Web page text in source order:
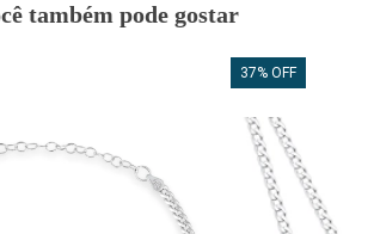
também pode gostar
37% OFF